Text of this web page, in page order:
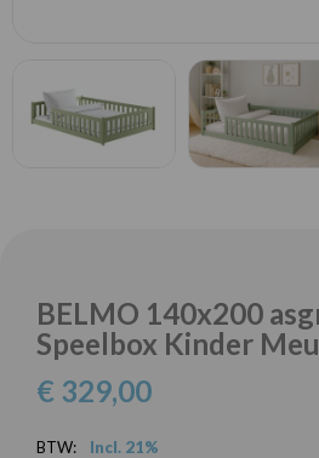
BELMO 140x200
Speelbox Kinder
€ 329,00
BTW:
Incl. 21%